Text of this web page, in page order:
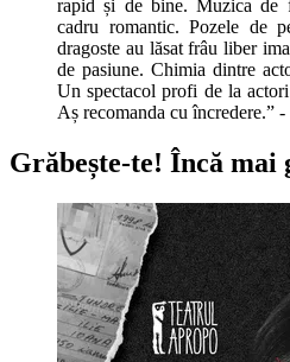
rapid și de bine. Muzica de
cadru romantic. Pozele de
dragoste au lăsat frâu liber
de pasiune. Chimia dintre
Un spectacol profi de la
Aș recomanda cu încredere.” -
Grăbește-te! Încă mai